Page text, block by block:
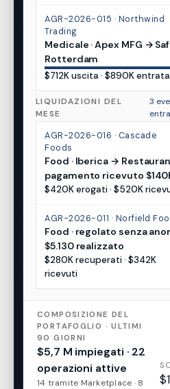
AGR-2026-015 · Northwind
Trading
Medicale · Apex MFG →
Rotterdam
$712K uscita · $890K entrata
LIQUIDAZIONI DEL
MESE
3
AGR-2026-016 · Cascade
Foods
Food · Iberica →
pagamento ricevuto
$420K erogati · $520K
AGR-2026-011 · Norfield
Food · regolato senza
$5.130 realizzato
$280K recuperati · $342K
ricevuti
COMPOSIZIONE DEL
PORTAFOGLIO · ULTIMI
90 GIORNI
$5,7 M impiegati · 22
operazioni attive
14 tramite Marketplace · 8